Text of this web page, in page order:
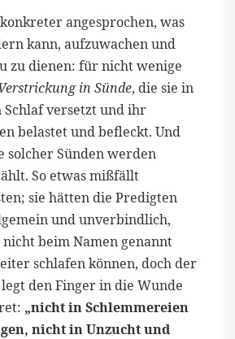
angesprochen, was
kann, aufzuwachen und
zu dienen: für nicht wenige
in Sünde, die sie in
Schlaf versetzt und ihr
belastet und befleckt. Und
solcher Sünden werden
So etwas mißfällt
sie hätten die Predigten
und unverbindlich,
nicht beim Namen genannt
schlafen können, doch der
den Finger in die Wunde
„nicht in Schlemmereien
nicht in Unzucht und